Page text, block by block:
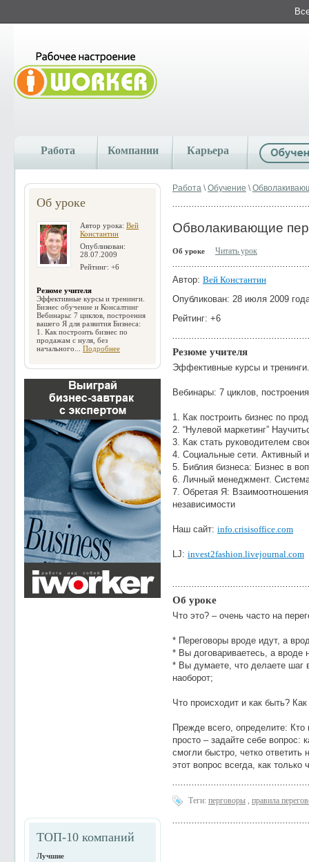
Работа Компании Карьера
Об уроке
Автор урока: Вей
Константин
Опубликован:
28.07.2009
Рейтинг: +6
Резюме учителя
Эффективные курсы и тренинги.
Бизнес обучение и Консалтинг
Вебинары: 7 циклов, построения
вашего Я для развития Бизнеса:
1. Как построить бизнес по
продажам с нуля, без
начального... Подробнее
ТОП-10 компаний
Лучшие
Работа \Обучение \
Обволакивающие
Об уроке Читать урок
Автор: Вей Константин
Опубликован: 28 июля 2009
Рейтинг: +6
Резюме учителя
Эффективные курсы и
Вебинары: 7 циклов,
1. Как построить бизнес по
2. “Нулевой маркетинг”
3. Как стать руководителем
4. Социальные сети. Активный
5. Библия бизнеса: Бизнес в
6. Личный менеджмент.
7. Обретая Я:
независимости
Наш сайт: info.crisisoffice.com
LJ: invest2fashion.livejournal.com
Об уроке
Что это? – очень часто на
* Переговоры вроде идут, а
* Вы договариваетесь, а вроде
* Вы думаете, что делаете шаг
наоборот;
Что происходит и как быть?
Прежде всего, определите:
просто – задайте себе вопрос:
смогли быстро, четко
этот вопрос всегда, как только
Теги: перговоры , правила